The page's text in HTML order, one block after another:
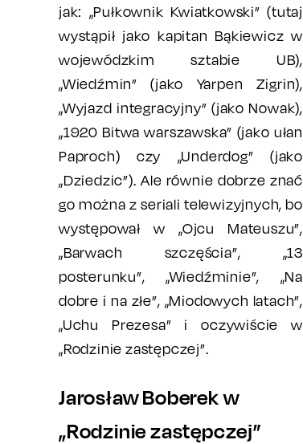
jak: „Pułkownik Kwiatkowski” (tutaj
wystąpił jako kapitan Bąkiewicz w
wojewódzkim sztabie UB),
„Wiedźmin” (jako Yarpen Zigrin),
„Wyjazd integracyjny” (jako Nowak),
„1920 Bitwa warszawska” (jako ułan
Paproch) czy „Underdog” (jako
„Dziedzic”). Ale równie dobrze znać
go można z seriali telewizyjnych, bo
występował w „Ojcu Mateuszu”,
„Barwach szczęścia”, „13
posterunku”, „Wiedźminie”, „Na
dobre i na złe”, „Miodowych latach”,
„Uchu Prezesa” i oczywiście w
„Rodzinie zastępczej”.
Jarosław Boberek w
„Rodzinie zastępczej”